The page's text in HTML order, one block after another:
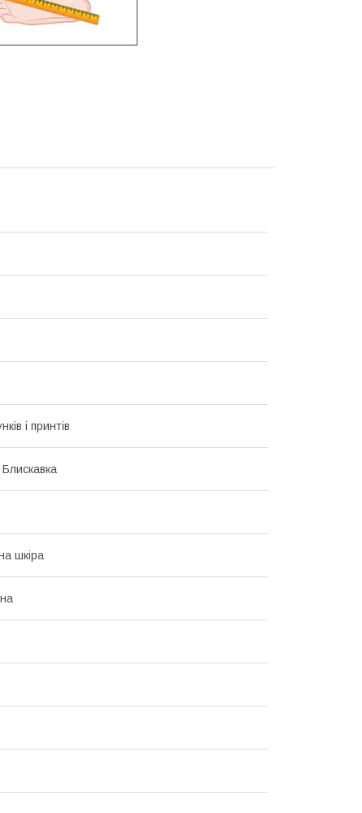
і принтів
шкіра